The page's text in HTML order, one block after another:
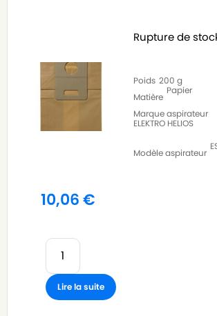
Rupture de
Poids 200 g
Matière
Papier
Marque aspirateur
ELEKTRO HELIOS
Modèle aspirateur
10,06€
Lire la suite